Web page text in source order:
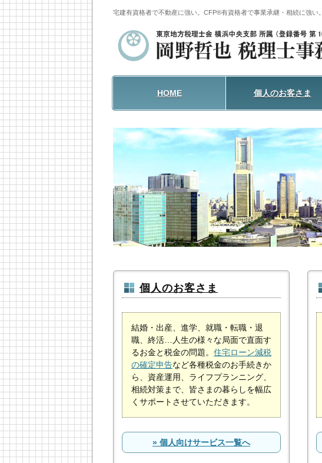
宅建有資格者で不動産に強い。 CFP®有資格者で事業承継・相続に強い。
HOME 個人のお客さま
個人のお客さま
結婚・出産、進学、就職・転職・退
職、終活…人生の様々な局面で直面す
るお金と税金の問題。 住宅ローン減税
の確定申告など各種税金のお手続きか
ら、資産運用、ライフプランニング、
相続対策まで、皆さまの暮らしを幅広
くサポートさせていただきます。
» 個人向けサービス一覧へ